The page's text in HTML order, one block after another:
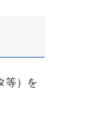
等）を